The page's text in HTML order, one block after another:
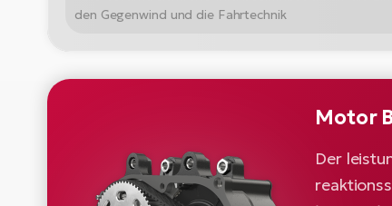
den Gegenwind und die Fahrtechnik
Motor
Der